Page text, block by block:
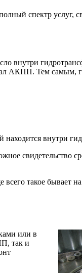
спектр услуг,
внутри
АКПП. Тем самым,
внутри
свидетельство
такое бывает
или в
так и